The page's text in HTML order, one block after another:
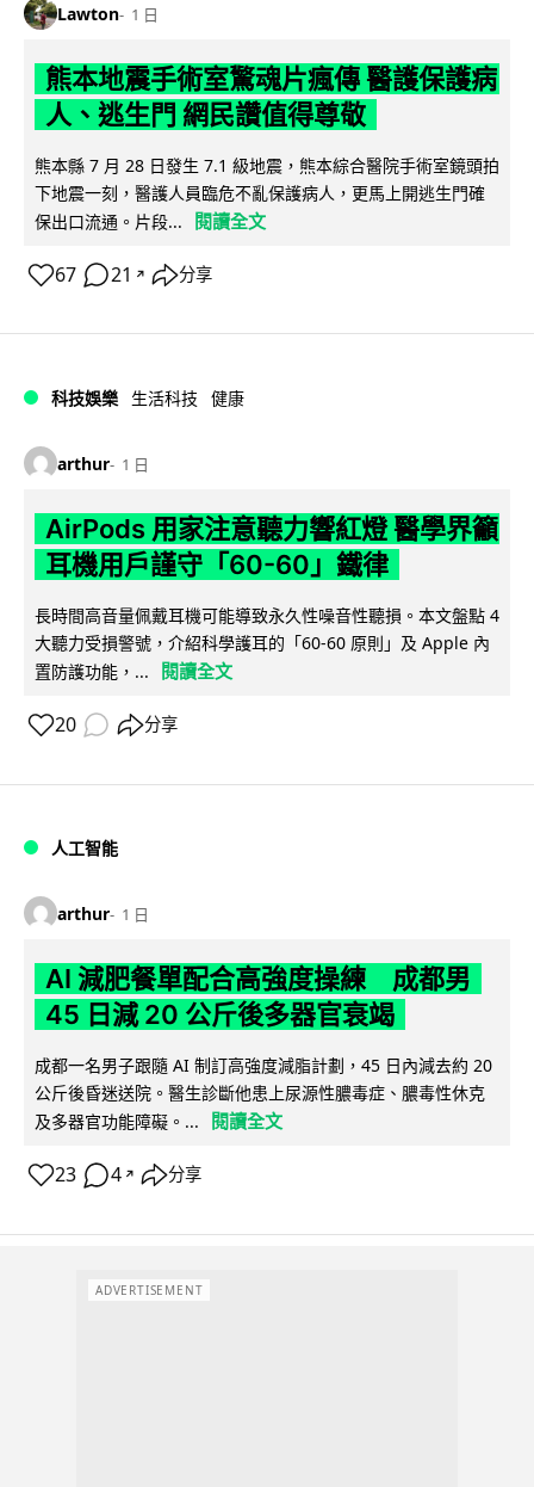
Lawton 1 日
熊本地震手術室驚魂片瘋傳 醫護保護病
人、逃生門 網民讚值得尊敬
熊本縣 7 月 28 日發生 7.1 級地震，熊本綜合醫院手術室鏡頭拍
下地震一刻，醫護人員臨危不亂保護病人，更馬上開逃生門確
保出口流通。片段...
閱讀全文
67 21 ↗ 分享
科技娛樂 生活科技 健康
arthur 1 日
AirPods 用家注意聽力響紅燈 醫學界籲
耳機用戶謹守「60-60」鐵律
長時間高音量佩戴耳機可能導致永久性噪音性聽損。本文盤點 4
大聽力受損警號，介紹科學護耳的「60-60 原則」及 Apple 內
置防護功能，...
閱讀全文
20 分享
人工智能
arthur 1 日
AI 減肥餐單配合高強度操練 成都男
45 日減 20 公斤後多器官衰竭
成都一名男子跟隨 AI 制訂高強度減脂計劃，45 日內減去約 20
公斤後昏迷送院。醫生診斷他患上尿源性膿毒症、膿毒性休克
及多器官功能障礙。...
閱讀全文
23 4 ↗ 分享
ADVERTISEMENT